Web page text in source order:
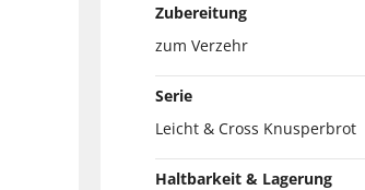
Zubereitung
zum Verzehr
Serie
Leicht & Cross Knusperbrot
Haltbarkeit & Lagerung